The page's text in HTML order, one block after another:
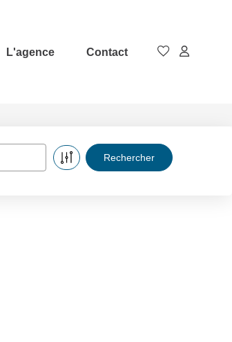
L'agence Contact